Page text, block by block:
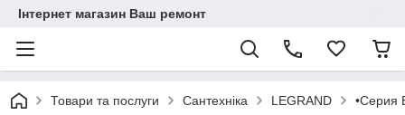
Інтернет магазин Ваш ремонт
Товари та послуги Сантехніка LEGRAND •Серия